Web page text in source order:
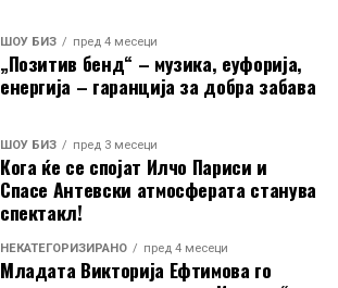
ШОУ БИЗ пред 4 месеци
„Позитив бенд“ – музика, еуфорија,
енергија – гаранција за добра забава
ШОУ БИЗ пред 3 месеци
Кога ќе се спојат Илчо Париси и
Спасе Антевски атмосферата станува
спектакл!
НЕКАТЕГОРИЗИРАНО пред 4 месеци
Младата Викторија Ефтимова го